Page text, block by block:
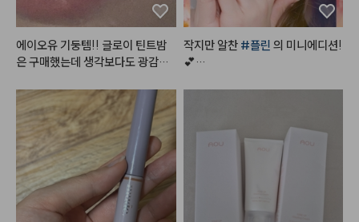
가루날림은 어느정도 있지만 지금
까지 제가 사용한 블러셔보단 현저
히 적었고
라가고 제가 생각했던 핑크코랄 색
피부 다 하고 블러셔 올리면 얼굴이
포토샵으로 블러처리한 것 처럼 뽀
그리고 가루가 엄청 곱더라구요 !
케이스도 너무 깔끔하고 이쁨 뿜뿜
에이오유 기둥템!! 글로이 틴트밤
은 구매했는데 생각보다도 광감이
한 색감이라 FW 시즌에 최고…😘
작지만 알찬 #플린 의 미니에디션!
💕
물광처럼 챠르르 떨어지는 시원한
#살얼음핑크 계열 포인트
한 하얀핑크에 실버펄